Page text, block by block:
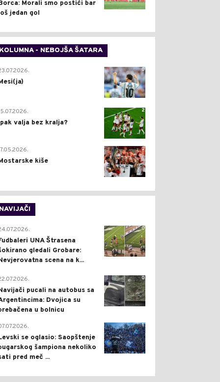
Morali smo postići bar
jedan gol
KOLUMNA - NEBOJŠA ŠATARA
0
2
valja bez kralja?
0
kiše
NAVIJAČI
0
UNA Štrasena
gledali Grobare:
scena na k...
0
pucali na autobus sa
Dvojica su
u bolnicu
1
se oglasio: Saopštenje
šampiona nekoliko
pred meč ...